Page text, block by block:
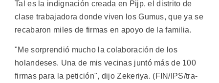
Tal es la indignación creada en Pijp, el distrito de
clase trabajadora donde viven los Gumus, que ya se
recabaron miles de firmas en apoyo de la familia.
"Me sorprendió mucho la colaboración de los
holandeses. Una de mis vecinas juntó más de 100
firmas para la petición", dijo Zekeriya. (FIN/IPS/tra-